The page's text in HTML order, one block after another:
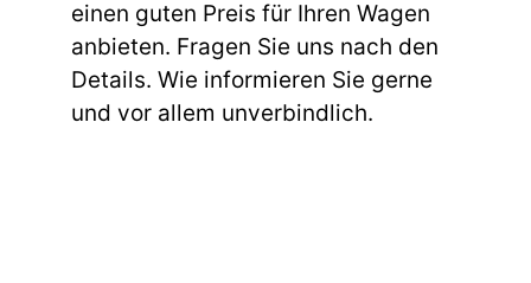
einen guten Preis für Ihren Wagen
anbieten. Fragen Sie uns nach den
Details. Wie informieren Sie gerne
und vor allem unverbindlich.